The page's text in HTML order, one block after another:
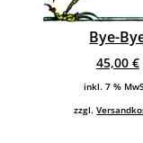
Bye-
45,00 €
inkl. 7 %
zzgl.